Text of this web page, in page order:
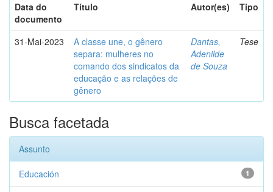
Data do
documento
Título Autor(es) Tipo
31-Mai-2023
A classe une, o gênero
separa: mulheres no
comando dos sindicatos da
educação e as relações de
gênero
Dantas,
Adenilde
de Souza
Tese
Busca facetada
Assunto
1
Educación